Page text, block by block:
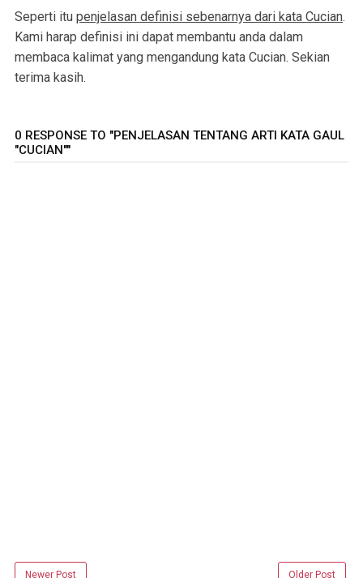
Seperti itu penjelasan definisi sebenarnya dari kata Cucian.
Kami harap definisi ini dapat membantu anda dalam
membaca kalimat yang mengandung kata Cucian. Sekian
terima kasih.
0 RESPONSE TO "PENJELASAN TENTANG ARTI KATA GAUL
"CUCIAN""
Newer Post Older Post